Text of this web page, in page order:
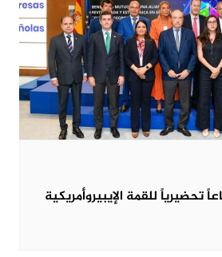
تحضيرياً للقمة الإيبيروأمريكية